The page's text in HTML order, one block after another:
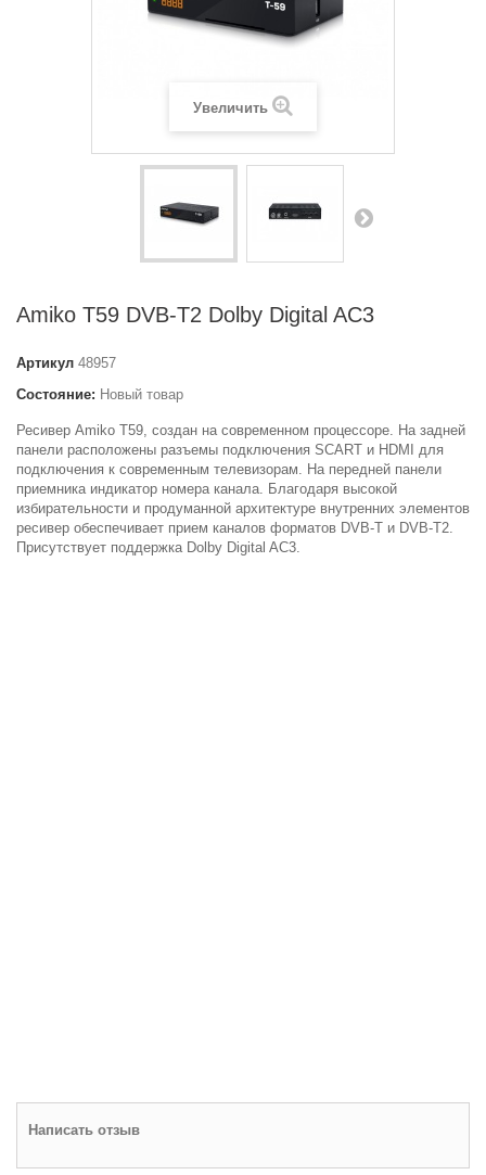
Увеличить
Amiko T59 DVB-T2 Dolby Digital AC3
Артикул 48957
Состояние: Новый товар
Ресивер Amiko Т59, создан на современном процессоре. На задней
панели расположены разъемы подключения SCART и HDMI для
подключения к современным телевизорам. На передней панели
приемника индикатор номера канала. Благодаря высокой
избирательности и продуманной архитектуре внутренних элементов
ресивер обеспечивает прием каналов форматов DVB-T и DVB-T2.
Присутствует поддержка Dolby Digital AC3.
Написать отзыв